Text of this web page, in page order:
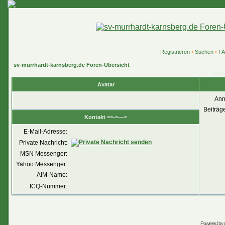
Registrieren• Suchen•
sv-murrhardt-karnsberg.de Foren-Übersicht
Avatar
Kontakt ==-=---=
E-Mail-Adresse:
Private Nachricht:
MSN Messenger:
Yahoo Messenger:
AIM-Name:
ICQ-Nummer:
Powered by